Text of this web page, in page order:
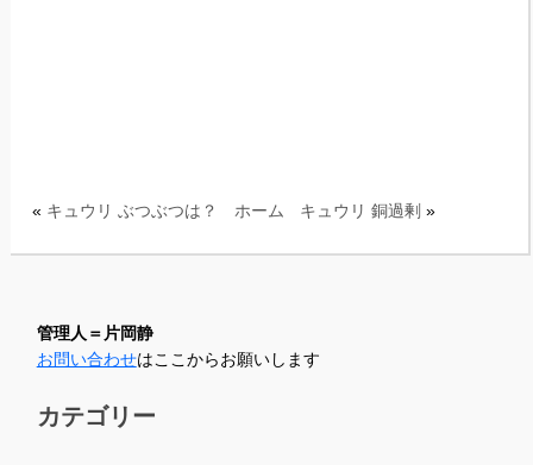
« キュウリ ぶつぶつは？ ホーム キュウリ 銅過剰 »
管理人＝片岡静
お問い合わせはここからお願いします
カテゴリー